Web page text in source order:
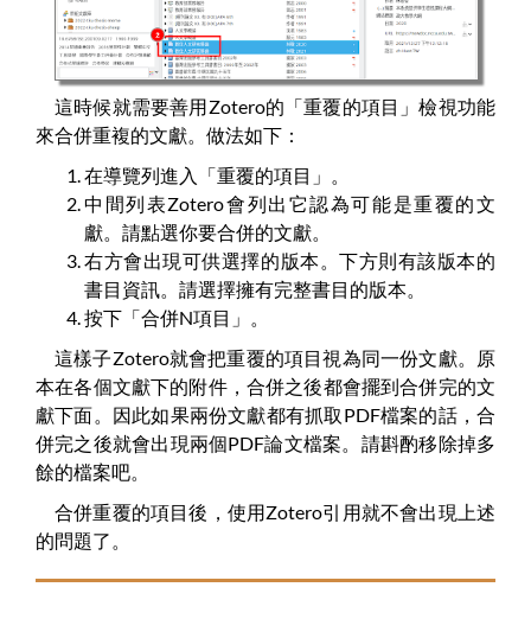
這時候就需要善用Zotero的「重覆的項目」檢視功能
來合併重複的文獻。做法如下：
在導覽列進入「重覆的項目」。
中間列表Zotero會列出它認為可能是重覆的文
獻。請點選你要合併的文獻。
右方會出現可供選擇的版本。下方則有該版本的
書目資訊。請選擇擁有完整書目的版本。
按下「合併N項目」。
這樣子Zotero就會把重覆的項目視為同一份文獻。原
本在各個文獻下的附件，合併之後都會擺到合併完的文
獻下面。因此如果兩份文獻都有抓取PDF檔案的話，合
併完之後就會出現兩個PDF論文檔案。請斟酌移除掉多
餘的檔案吧。
合併重覆的項目後，使用Zotero引用就不會出現上述
的問題了。